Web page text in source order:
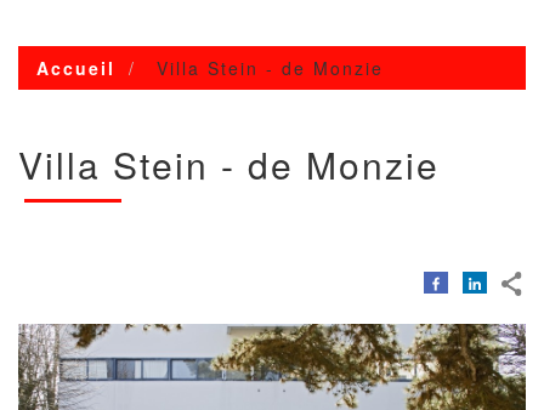
Accueil Villa Stein - de Monzie
Villa Stein - de Monzie
copyright